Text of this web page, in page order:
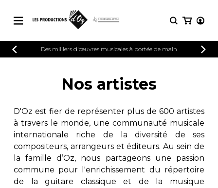
CATALOGUE
riche en œuvres originales et en
arrangements de qualité.
PARTITIONS POUR GUITARE
PARTITIONS POUR AUTRES
INSTRUMENTS
CONNEXION
INSCRIPTION
Des milliers d'œuvres musicales à portée de main
riche en œuvres originales et en
arrangements de qualité.
2 guitares
3 guitares
4 guitares
5 guitares et plus
Ensemble de
Orchestre de guitares
Concerto pour
Nos artistes
D'Oz est fier de représenter plus de 600 artistes
à travers le monde, une communauté musicale
internationale riche de la diversité de ses
compositeurs, arrangeurs et éditeurs. Au sein de
la famille d’Oz, nous partageons une passion
commune pour l'enrichissement du répertoire
de la guitare classique et de la musique